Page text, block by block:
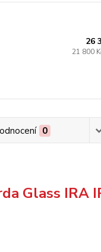
26
21 800
0
Glass IRA